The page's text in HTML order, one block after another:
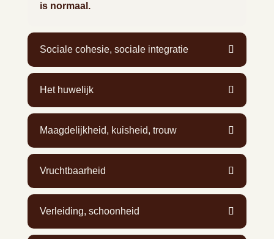
is normaal.
Sociale cohesie, sociale integratie
Het huwelijk
Maagdelijkheid, kuisheid, trouw
Vruchtbaarheid
Verleiding, schoonheid